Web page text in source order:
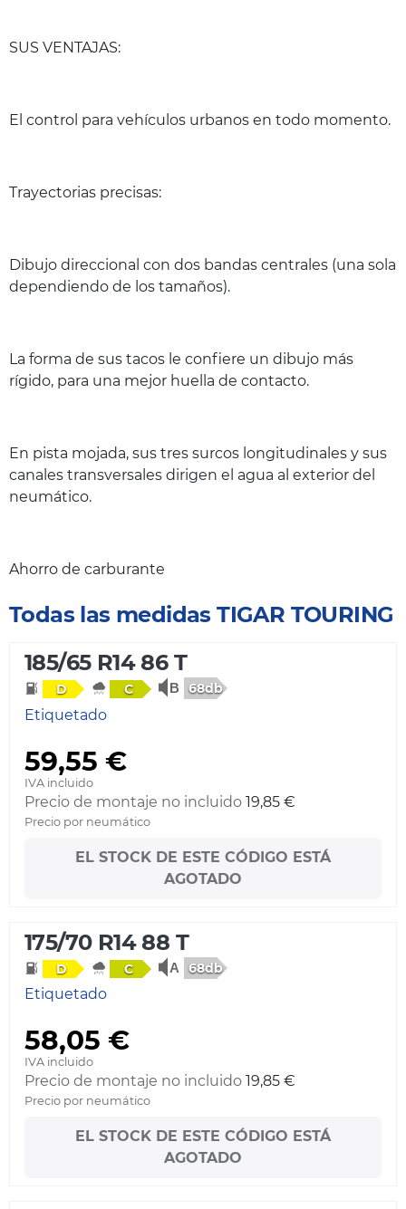
SUS VENTAJAS:
El control para vehículos urbanos en todo momento.
Trayectorias precisas:
Dibujo direccional con dos bandas centrales (una sola
dependiendo de los tamaños).
La forma de sus tacos le confiere un dibujo más
rígido, para una mejor huella de contacto.
En pista mojada, sus tres surcos longitudinales y sus
canales transversales dirigen el agua al exterior del
neumático.
Ahorro de carburante
Todas las medidas TIGAR TOURING
185/65 R14 86 T
D C 68db
Etiquetado
59,55 €
IVA incluido
Precio de montaje no incluido 19,85 €
Precio por neumático
EL STOCK DE ESTE CÓDIGO ESTÁ
AGOTADO
175/70 R14 88 T
D C 68db
Etiquetado
58,05 €
IVA incluido
Precio de montaje no incluido 19,85 €
Precio por neumático
EL STOCK DE ESTE CÓDIGO ESTÁ
AGOTADO